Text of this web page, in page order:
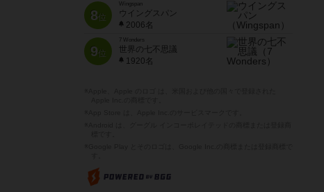
8位
Wingspan
ウイングスパン
2006名
9位
7 Wonders
世界の七不思議
1920名